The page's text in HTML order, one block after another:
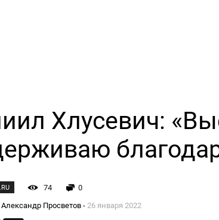
Хлусевич:
74
0
Просветов -26 января 2022